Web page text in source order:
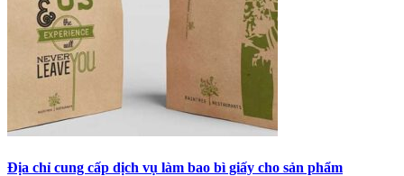
Địa chỉ cung cấp dịch vụ làm bao bì giấy cho sản phẩm